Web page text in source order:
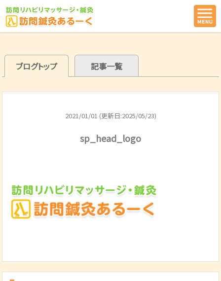
ブログトップ 記事一覧
2021/01/01 (更新日:2025/05/23)
sp_head_logo